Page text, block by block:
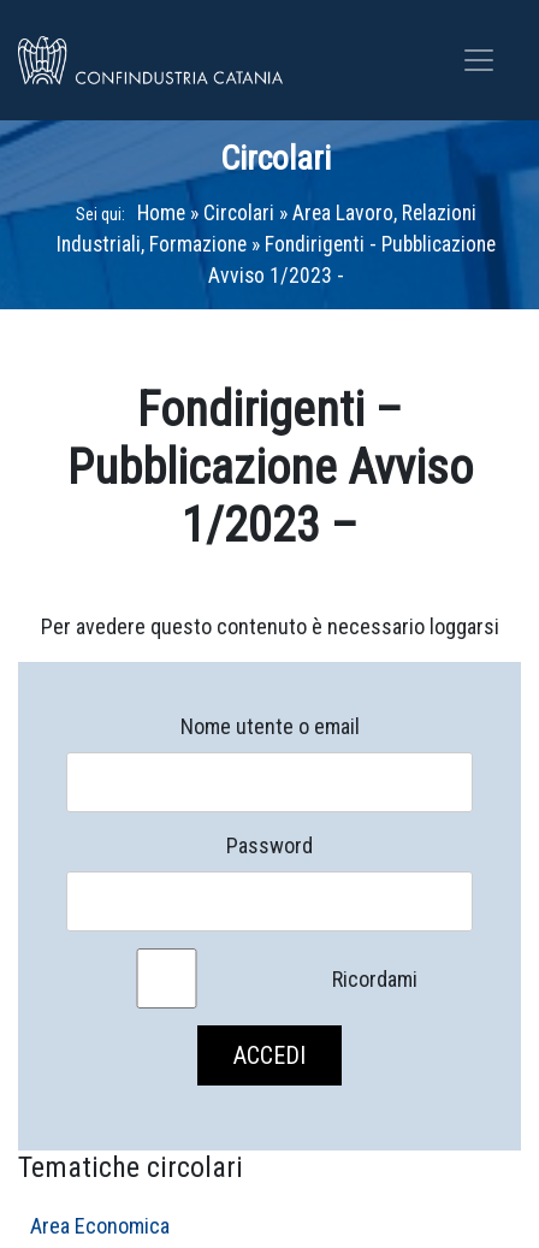
Circolari
Sei qui: Home» Circolari » Area Lavoro, Relazioni
Industriali, Formazione» Fondirigenti - Pubblicazione
Avviso 1/2023 -
Fondirigenti –
Pubblicazione Avviso
1/2023 –
Per avedere questo contenuto è necessario loggarsi
Nome utente o email
Password
Ricordami
Tematiche circolari
Area Economica